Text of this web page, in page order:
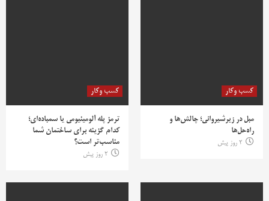
کسب وکار
مبل در زیرشیروانی؛ چالش‌ها و
راه‌حل‌ها
2 روز پیش
کسب وکار
ترمز پله آلومینیومی یا سمباده‌ای؛
کدام گزینه برای ساختمان شما
مناسب‌تر است؟
2 روز پیش